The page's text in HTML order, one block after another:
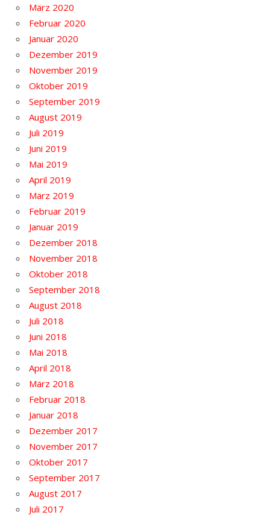
März 2020
Februar 2020
Januar 2020
Dezember 2019
November 2019
Oktober 2019
September 2019
August 2019
Juli 2019
Juni 2019
Mai 2019
April 2019
März 2019
Februar 2019
Januar 2019
Dezember 2018
November 2018
Oktober 2018
September 2018
August 2018
Juli 2018
Juni 2018
Mai 2018
April 2018
März 2018
Februar 2018
Januar 2018
Dezember 2017
November 2017
Oktober 2017
September 2017
August 2017
Juli 2017